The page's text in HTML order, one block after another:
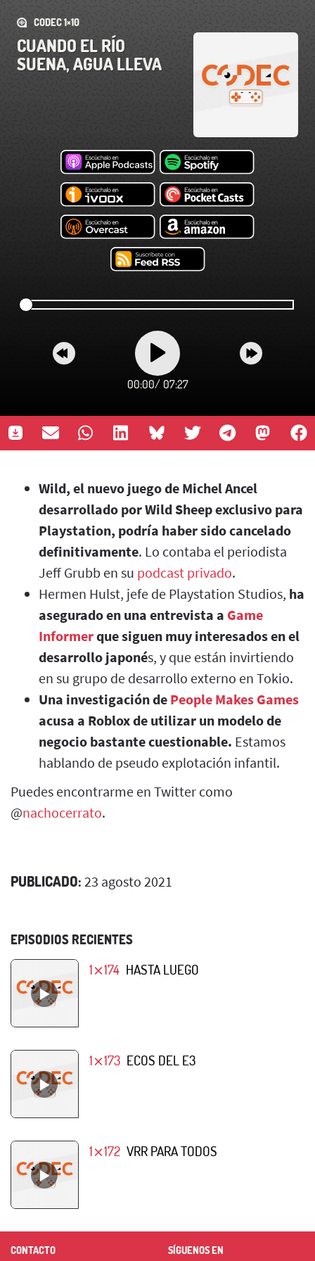
CODEC 1×10
CUANDO EL RÍO
SUENA, AGUA LLEVA
00:00/ 07:27
Wild, el nuevo juego de Michel Ancel
desarrollado por Wild Sheep exclusivo para
Playstation, podría haber sido cancelado
definitivamente. Lo contaba el periodista
Jeff Grubb en su podcast privado.
Hermen Hulst, jefe de Playstation Studios, ha
asegurado en una entrevista a Game
Informerque siguen muy interesados en el
desarrollo japonés, y que están invirtiendo
en su grupo de desarrollo externo en Tokio.
Una investigación de People Makes Games
acusa a Roblox de utilizar un modelo de
negocio bastante cuestionable. Estamos
hablando de pseudo explotación infantil.
Puedes encontrarme en Twitter como
@nachocerrato.
PUBLICADO: 23 agosto 2021
EPISODIOS RECIENTES
1⨯174 HASTA LUEGO
1⨯173 ECOS DEL E3
1⨯172 VRR PARA TODOS
CONTACTO SÍGUENOS EN